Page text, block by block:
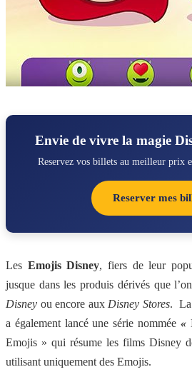
Envie de vivre la magie
Reservez vos billets au meilleur prix
Reserver mes
Les Emojis Disney, fiers de leur
jusque dans les produis dérivés que
Disney ou encore aux Disney Stores. La
a également lancé une série nommée «
Emojis » qui résume les films Disney
utilisant uniquement des Emojis.